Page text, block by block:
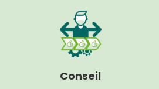
Conseil